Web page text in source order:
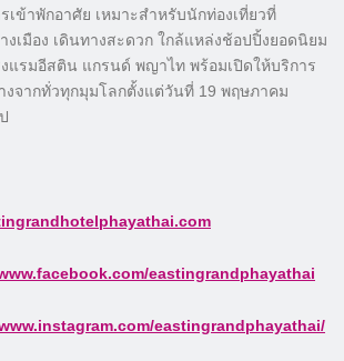
เข้าพักอาศัย เหมาะสำหรับนักท่องเที่ยวที่
งเมือง เดินทางสะดวก ใกล้แหล่งช้อปปิ้งยอดนิยม
งแรมอีสติน แกรนด์ พญาไท พร้อมเปิดให้บริการ
จากทั่วทุกมุมโลกตั้งแต่วันที่ 19 พฤษภาคม
eastingrandphayathai
eastingrandphayathai/